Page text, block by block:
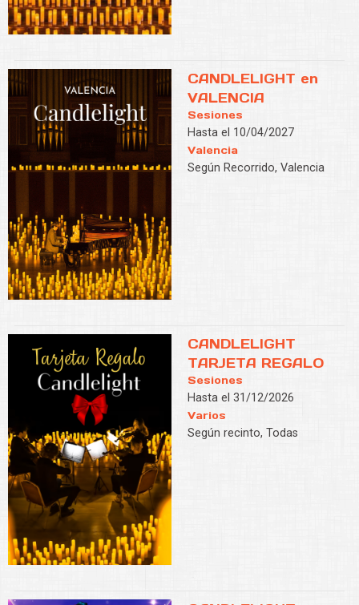
CANDLELIGHT en
VALENCIA
Sesiones
Hasta el 10/04/2027
Valencia
Según Recorrido, Valencia
CANDLELIGHT
TARJETA REGALO
Sesiones
Hasta el 31/12/2026
Varios
Según recinto, Todas